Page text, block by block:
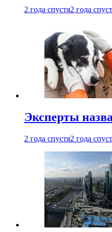
2 года спустя2 года
Эксперты
2 года спустя2 года